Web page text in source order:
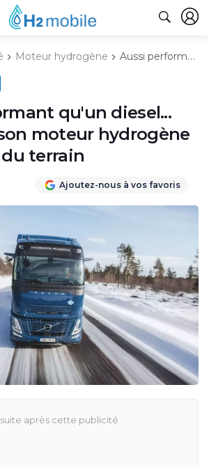
Moteur hydrogène Aussi performant qu'un diesel... Volvo met son moteur hydrogène à l'épreuve du terrain
qu'un diesel...
moteur hydrogène
terrain
Ajoutez-nous à vos favoris